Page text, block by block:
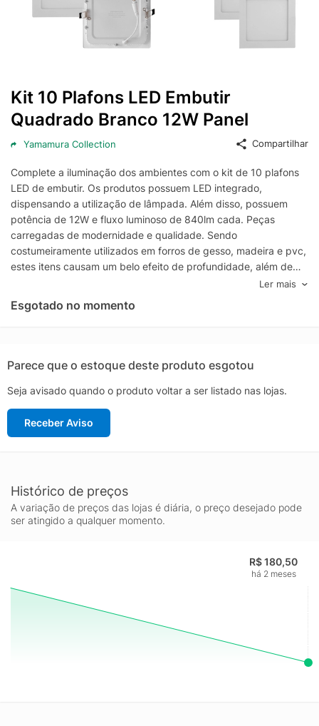
Kit 10 Plafons LED Embutir
Quadrado Branco 12W Panel
Yamamura Collection Compartilhar
Complete a iluminação dos ambientes com o kit de 10 plafons
LED de embutir. Os produtos possuem LED integrado,
dispensando a utilização de lâmpada. Além disso, possuem
potência de 12W e fluxo luminoso de 840lm cada. Peças
carregadas de modernidade e qualidade. Sendo
costumeiramente utilizados em forros de gesso, madeira e pvc,
estes itens causam um belo efeito de profundidade, além de
terem boa durabilidade e resistência.O plafon de embutir é
indicado para diversos ambientes, como salas de estar e jantar,
dormitórios ou escritórios. Além de possuir um design técnico,
destacar objetos de decoração por conta de sua iluminação
nas temperaturas de cor branco quente (3000K) ou branco frio
(6000K).O prazo de garantia do fabricante não abrange
quebras, trincas em vidros ou acrílicos.
Ler mais
Esgotado no momento
Parece que o estoque deste produto esgotou
Seja avisado quando o produto voltar a ser listado nas lojas.
Receber Aviso
Histórico de preços
A variação de preços das lojas é diária, o preço desejado pode
ser atingido a qualquer momento.
R$ 180,50
há 2 meses